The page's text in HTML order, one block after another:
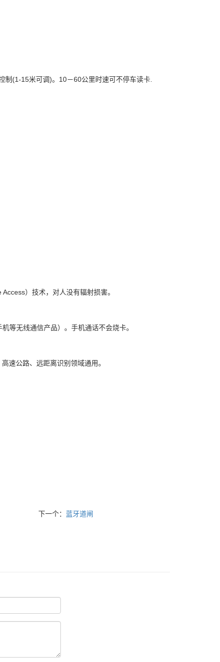
(1-15米可调)。10－60公里时速可不停车读卡.
）技术，对人没有辐射损害。
无线通信产品）。手机通话不会烧卡。
公路、远距离识别领域通用。
下一个：蓝牙道闸